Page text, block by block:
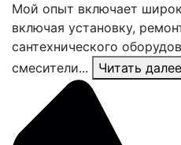
Мой опыт включает
включая установку,
сантехнического
смесители...
Читать далее